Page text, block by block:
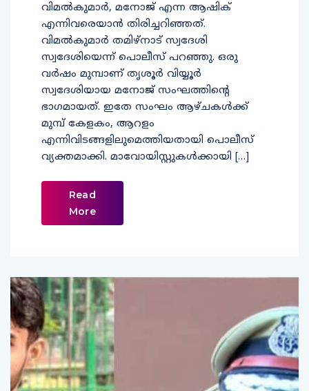
വിമൽകുമാർ, മനോജ് എന്ന ആഷിക്
എന്നിവരെയാൻ തിരിച്ചറിഞ്ഞത്.
വിമൽകുമാർ തമിഴ്‌നാട് സ്വദേശി
സ്വദേശിയെന്ന് പൊലീസ് പറഞ്ഞു. ഒരു
വർഷം മുമ്പാണ് തൃശൂർ വിയ്യൂർ
സ്വദേശിയായ മനോജ് സംഘത്തിന്റെ
ഭാഗമായത്. ഇതേ സംഘം ആഴ്ചകൾക്ക്
മുമ്പ് കേളകം, ആറളം
എന്നിവിടങ്ങളിലുമെത്തിയതായി പൊലീസ്
വ്യക്തമാക്കി. മാവോയിസ്റ്റുകൾക്കായി […]
Read
More